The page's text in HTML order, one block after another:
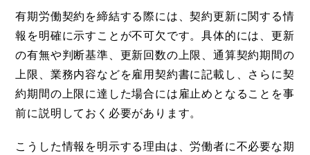
有期労働契約を締結する際には、契約更新に関する情
報を明確に示すことが不可欠です。具体的には、更新
の有無や判断基準、更新回数の上限、通算契約期間の
上限、業務内容などを雇用契約書に記載し、さらに契
約期間の上限に達した場合には雇止めとなることを事
前に説明しておく必要があります。
こうした情報を明示する理由は、労働者に不必要な期